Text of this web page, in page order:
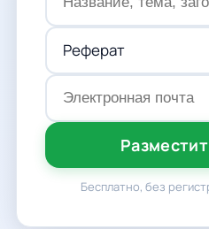
Бесплатно, без